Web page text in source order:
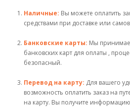
Наличные: Вы можете оплатить
средствами при доставке или
Банковские карты: Мы
банковских карт для оплаты ,
безопасный.
Перевод на карту: Для вашего
возможность оплатить заказ на
на карту. Вы получите